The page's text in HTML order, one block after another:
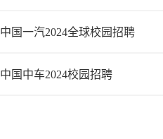
中国一汽2024全球校园招聘
中国中车2024校园招聘